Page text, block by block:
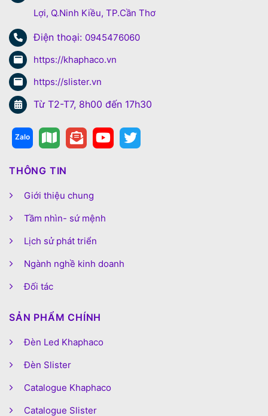
Lợi, Q.Ninh Kiều, TP.Cần Thơ
Điện thoại: 0945476060
https://khaphaco.vn
https://slister.vn
Từ T2-T7, 8h00 đến 17h30
THÔNG TIN
Giới thiệu chung
Tầm nhìn- sứ mệnh
Lịch sử phát triển
Ngành nghề kinh doanh
Đối tác
SẢN PHẨM CHÍNH
Đèn Led Khaphaco
Đèn Slister
Catalogue Khaphaco
Catalogue Slister